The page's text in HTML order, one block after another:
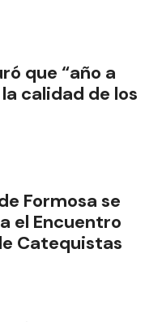
que “año a
calidad de los
Formosa se
el Encuentro
Catequistas